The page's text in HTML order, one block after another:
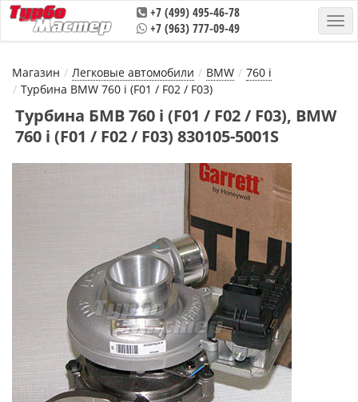
+7 (499) 495-46-78
+7 (963) 777-09-49
Магазин Легковые автомобили BMW
760 i
Турбина BMW 760 i (F01 / F02 / F03)
Турбина БМВ 760 i (F01 / F02 / F03), BMW
760 i (F01 / F02 / F03) 830105-5001S